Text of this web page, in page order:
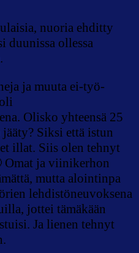
nuoria ehditty
duunissa ollessa
ja muuta ei-työ-
Olisko yhteensä 25
Siksi että istun
illat. Siis olen tehnyt
Omat ja viinikerhon
mutta alointinpa
lehdistöneuvoksena
jottei tämäkään
Ja lienen tehnyt